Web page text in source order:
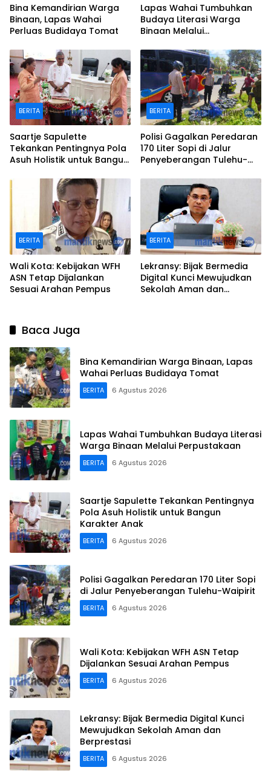
Bina Kemandirian Warga
Binaan, Lapas Wahai
Perluas Budidaya Tomat
Lapas Wahai Tumbuhkan
Budaya Literasi Warga
Binaan Melalui
BERITA
Saartje Sapulette
Tekankan Pentingnya Pola
Asuh Holistik untuk Bangun
BERITA
Polisi Gagalkan Peredaran
170 Liter Sopi di Jalur
Penyeberangan Tulehu-
BERITA
Wali Kota: Kebijakan WFH
ASN Tetap Dijalankan
Sesuai Arahan Pempus
BERITA
Lekransy: Bijak Bermedia
Digital Kunci Mewujudkan
Sekolah Aman dan
Baca Juga
Bina Kemandirian Warga Binaan, Lapas
Wahai Perluas Budidaya Tomat
BERITA 6 Agustus 2026
Lapas Wahai Tumbuhkan Budaya Literasi
Warga Binaan Melalui Perpustakaan
BERITA 6 Agustus 2026
Saartje Sapulette Tekankan Pentingnya
Pola Asuh Holistik untuk Bangun
Karakter Anak
BERITA 6 Agustus 2026
Polisi Gagalkan Peredaran 170 Liter Sopi
di Jalur Penyeberangan Tulehu-Waipirit
BERITA 6 Agustus 2026
Wali Kota: Kebijakan WFH ASN Tetap
Dijalankan Sesuai Arahan Pempus
BERITA 6 Agustus 2026
Lekransy: Bijak Bermedia Digital Kunci
Mewujudkan Sekolah Aman dan
Berprestasi
BERITA 6 Agustus 2026